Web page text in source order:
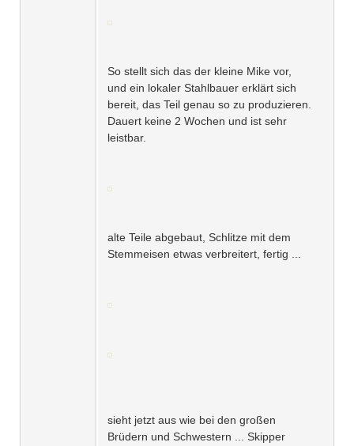
So stellt sich das der kleine Mike vor,
und ein lokaler Stahlbauer erklärt sich
bereit, das Teil genau so zu produzieren.
Dauert keine 2 Wochen und ist sehr
leistbar.
alte Teile abgebaut, Schlitze mit dem
Stemmeisen etwas verbreitert, fertig ...
sieht jetzt aus wie bei den großen
Brüdern und Schwestern ... Skipper